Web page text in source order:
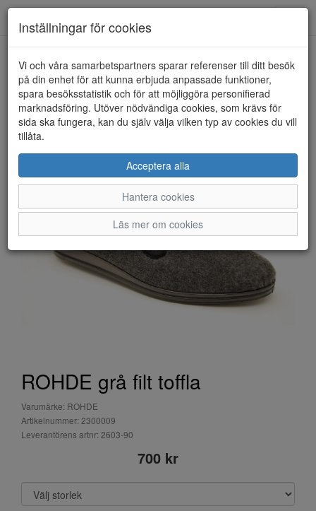
HEM ROHDE
ROHDE grå filt toffla
Varumärke: ROHDE
Artikelnummer: 2300009
Leverantörens artnr: 2603-90
700 kr
Inställningar för cookies
Vi och våra samarbetspartners sparar referenser till ditt besök
på din enhet för att kunna erbjuda anpassade funktioner,
spara besöksstatistik och för att möjliggöra personifierad
marknadsföring. Utöver nödvändiga cookies, som krävs för
sida ska fungera, kan du själv välja vilken typ av cookies du vill
tillåta.
Acceptera alla
Hantera cookies
Läs mer om cookies